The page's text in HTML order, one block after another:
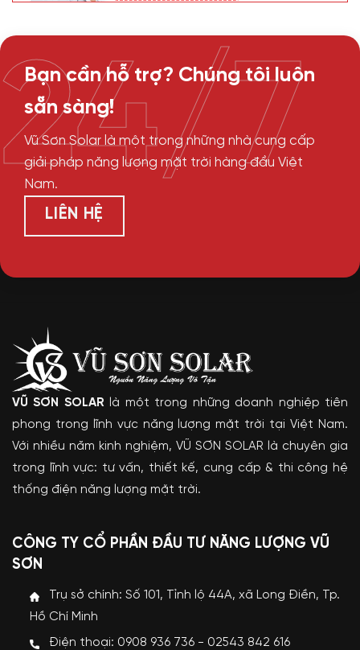
Bạn cần hỗ trợ? Chúng tôi luôn
sẵn sàng!
Vũ Sơn Solar là một trong những nhà cung cấp
giải pháp năng lượng mặt trời hàng đầu Việt
Nam.
LIÊN HỆ
24/7
VŨ SƠN SOLAR là một trong những doanh nghiệp tiên
phong trong lĩnh vực năng lượng mặt trời tại Việt Nam.
Với nhiều năm kinh nghiệm, VŨ SƠN SOLAR là chuyên gia
trong lĩnh vực: tư vấn, thiết kế, cung cấp & thi công hệ
thống điện năng lượng mặt trời.
CÔNG TY CỔ PHẦN ĐẦU TƯ NĂNG LƯỢNG VŨ
SƠN
Trụ sở chính: Số 101, Tỉnh lộ 44A, xã Long Điền, Tp.
Hồ Chí Minh
Điện thoại: 0908 936 736 - 02543 842 616